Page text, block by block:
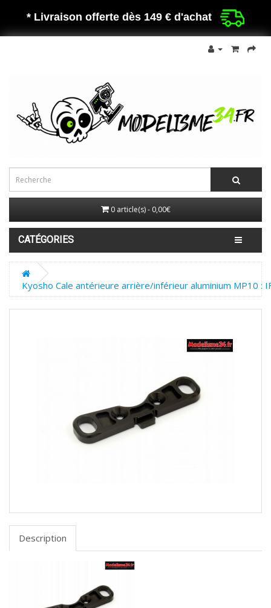
* Livraison offerte dès 149 € d'achat
0 article(s) - 0,00€
CATÉGORIES
Kyosho Cale antérieure arrière/inférieur aluminium MP10 :
Description